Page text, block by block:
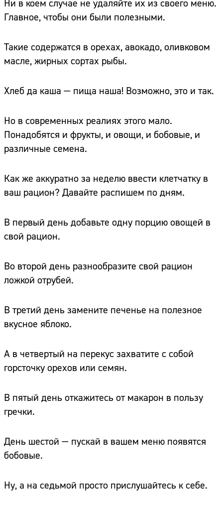
Ни в коем случае не удаляйте их из своего меню.
Главное, чтобы они были полезными.
Такие содержатся в орехах, авокадо, оливковом
масле, жирных сортах рыбы.
Хлеб да каша — пища наша! Возможно, это и так.
Но в современных реалиях этого мало.
Понадобятся и фрукты, и овощи, и бобовые, и
различные семена.
Как же аккуратно за неделю ввести клетчатку в
ваш рацион? Давайте распишем по дням.
В первый день добавьте одну порцию овощей в
свой рацион.
Во второй день разнообразите свой рацион
ложкой отрубей.
В третий день замените печенье на полезное
вкусное яблоко.
А в четвертый на перекус захватите с собой
горсточку орехов или семян.
В пятый день откажитесь от макарон в пользу
гречки.
День шестой — пускай в вашем меню появятся
бобовые.
Ну, а на седьмой просто прислушайтесь к себе.